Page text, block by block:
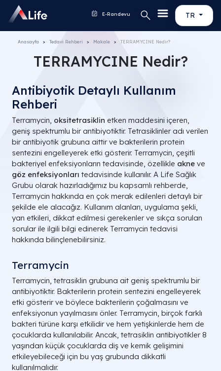
TR
E-Randevu
Anasayfa Tedavi Rehberi Makale TERRAMYCINE Nedir?
TERRAMYCINE Nedir?
Antibiyotik Detaylı Kullanım
Rehberi
Terramycin, oksitetrasiklin etken maddesini içeren,
geniş spektrumlu bir antibiyotiktir. Tetrasiklinler adı verilen
bir antibiyotik grubuna aittir ve bakterilerin protein
sentezini engelleyerek etki gösterir. Terramycin, çeşitli
bakteriyel enfeksiyonların tedavisinde, özellikle akne ve
göz enfeksiyonları tedavisinde kullanılır. A Life Sağlık
Grubu olarak hazırladığımız bu kapsamlı rehberde,
Terramycin hakkında en çok merak edilenleri detaylı bir
şekilde ele alacağız. Kullanım alanları, uygulama şekli,
yan etkileri, dikkat edilmesi gerekenler ve sıkça sorulan
sorular ile ilgili bilgi edinerek Terramycin tedavisi
hakkında bilinçlenebilirsiniz.
Terramycin
Terramycin, tetrasiklin grubuna ait geniş spektrumlu bir
antibiyotiktir. Bakterilerin protein sentezini engelleyerek
etki gösterir ve böylece bakterilerin çoğalmasını ve
enfeksiyonun yayılmasını önler. Terramycin, birçok farklı
bakteri türüne karşı etkilidir ve hem yetişkinlerde hem de
çocuklarda kullanılabilir. Ancak, tetrasiklin antibiyotikler 8
yaşından küçük çocuklarda diş ve kemik gelişimini
etkileyebileceği için bu yaş grubunda dikkatli
kullanılmalıdır.